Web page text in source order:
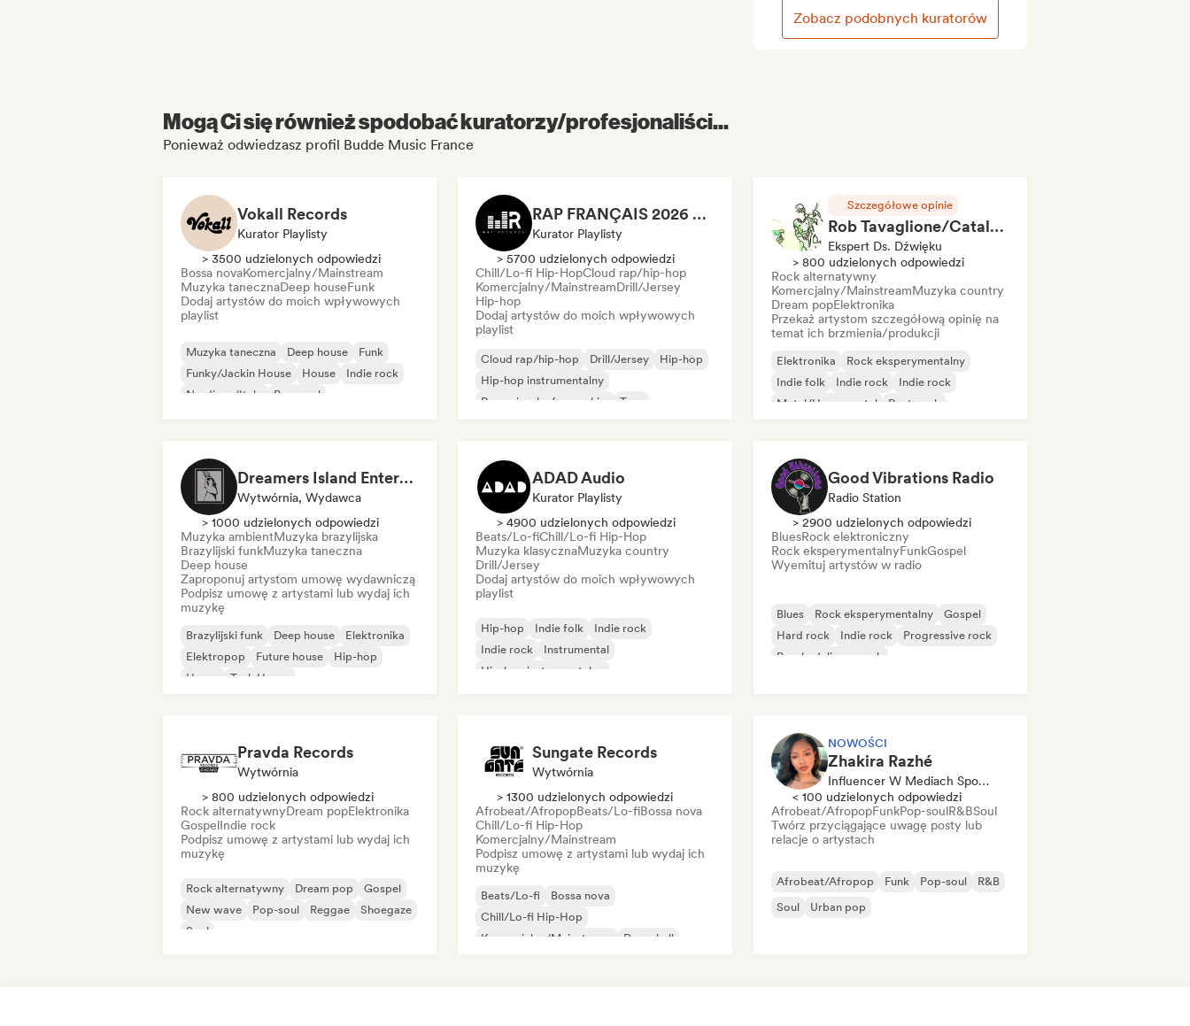
Zobacz podobnych kuratorów
Mogą Ci się również spodobać kuratorzy/profesjonaliści...
Ponieważ odwiedzasz profil Budde Music France
Vokall Records
Kurator Playlisty
> 3500 udzielonych odpowiedzi
Bossa novaKomercjalny/Mainstream
Muzyka tanecznaDeep houseFunk
Dodaj artystów do moich wpływowych
playlist
Muzyka taneczna Deep house
Funk
Funky/Jackin House
House
Indie rock
Nu-disco/Italo
Pop-soul
RAP FRANÇAIS 2026 🔥🇫🇷 (Way Records)
Kurator Playlisty
> 5700 udzielonych odpowiedzi
Chill/Lo-fi Hip-HopCloud rap/hip-hop
Komercjalny/MainstreamDrill/Jersey
Hip-hop
Dodaj artystów do moich wpływowych
playlist
Cloud rap/hip-hop Drill/Jersey
Hip-hop
Hip-hop instrumentalny
Rap w języku francuskim
Trap
Szczegółowe opinie
Rob Tavaglione/Catalyst Recording
Ekspert Ds. Dźwięku
> 800 udzielonych odpowiedzi
Rock alternatywny
Komercjalny/MainstreamMuzyka country
Dream popElektronika
Przekaż artystom szczegółową opinię na
temat ich brzmienia/produkcji
Elektronika
Rock eksperymentalny
Indie folk
Indie rock
Indie rock
Metal/Heavy metal
Post-rock
Dreamers Island Entertainment
Wytwórnia, Wydawca
> 1000 udzielonych odpowiedzi
Muzyka ambientMuzyka brazylijska
Brazylijski funkMuzyka taneczna
Deep house
Zaproponuj artystom umowę wydawniczą
Podpisz umowę z artystami lub wydaj ich
muzykę
Brazylijski funk Deep house
Elektronika
Elektropop
Future house
Hip-hop
House
Tech House
ADAD Audio
Kurator Playlisty
> 4900 udzielonych odpowiedzi
Beats/Lo-fiChill/Lo-fi Hip-Hop
Muzyka klasycznaMuzyka country
Drill/Jersey
Dodaj artystów do moich wpływowych
playlist
Hip-hop Indie folk
Indie rock
Indie rock
Instrumental
Hip-hop instrumentalny
Good Vibrations Radio
Radio Station
> 2900 udzielonych odpowiedzi
BluesRock elektroniczny
Rock eksperymentalnyFunkGospel
Wyemituj artystów w radio
Blues Rock eksperymentalny
Gospel
Hard rock
Indie rock
Progressive rock
Psychedeliczny rock
Pravda Records
Wytwórnia
> 800 udzielonych odpowiedzi
Rock alternatywnyDream popElektronika
GospelIndie rock
Podpisz umowę z artystami lub wydaj ich
muzykę
Rock alternatywny Dream pop
Gospel
New wave
Pop-soul Reggae
Shoegaze
Soul
Sungate Records
Wytwórnia
> 1300 udzielonych odpowiedzi
Afrobeat/AfropopBeats/Lo-fiBossa nova
Chill/Lo-fi Hip-Hop
Komercjalny/Mainstream
Podpisz umowę z artystami lub wydaj ich
muzykę
Beats/Lo-fi
Bossa nova
Chill/Lo-fi Hip-Hop
Komercjalny/Mainstream
Dancehall
NOWOŚCI
Zhakira Razhé
Influencer W Mediach Społecznościowych
< 100 udzielonych odpowiedzi
Afrobeat/AfropopFunkPop-soulR&BSoul
Twórz przyciągające uwagę posty lub
relacje o artystach
Afrobeat/Afropop Funk Pop-soul
R&B
Soul
Urban pop